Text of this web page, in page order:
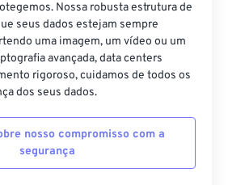
Nossa robusta estrutura de
seus dados estejam sempre
uma imagem, um vídeo ou um
avançada, data centers
rigoroso, cuidamos de todos os
dos seus dados.
nosso compromisso com a
segurança